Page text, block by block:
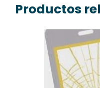
Productos